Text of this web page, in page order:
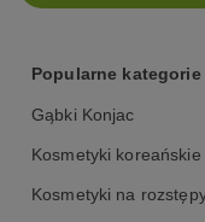
doskonale nawilża i
delikatny, bardzo
nuty ze słodkimi,
- Zniewalający,
prawdziwych
Łączy w sobie
Popularne kategorie
Gąbki Konjac
Kosmetyki koreańskie
Kosmetyki na